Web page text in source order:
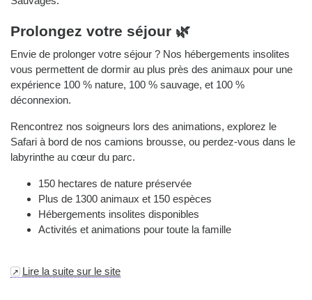
Prolongez votre séjour 🌿
Envie de prolonger votre séjour ? Nos hébergements insolites
vous permettent de dormir au plus près des animaux pour une
expérience 100 % nature, 100 % sauvage, et 100 %
déconnexion.
Rencontrez nos soigneurs lors des animations, explorez le
Safari à bord de nos camions brousse, ou perdez-vous dans le
labyrinthe au cœur du parc.
150 hectares de nature préservée
Plus de 1300 animaux et 150 espèces
Hébergements insolites disponibles
Activités et animations pour toute la famille
Lire la suite sur le site